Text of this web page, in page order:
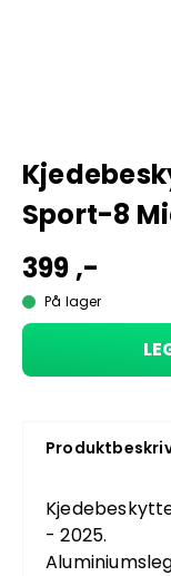
Sport-8
399 ,-
På lager
- 2025.